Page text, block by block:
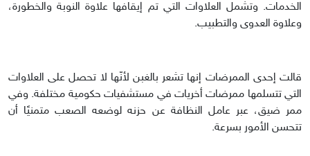
الخدمات. وتشمل العلاوات التي تم إيقافها علاوة النوبة والخطورة،
وعلاوة العدوى والتطبيب.
قالت إحدى الممرضات إنها تشعر بالغبن لأنّها لا تحصل على العلاوات
التي تتسلمها ممرضات أخريات في مستشفيات حكومية مختلفة. وفي
ممر ضيق، عبر عامل النظافة عن حزنه لوضعه الصعب متمنيًا أن
تتحسن الأمور بسرعة.